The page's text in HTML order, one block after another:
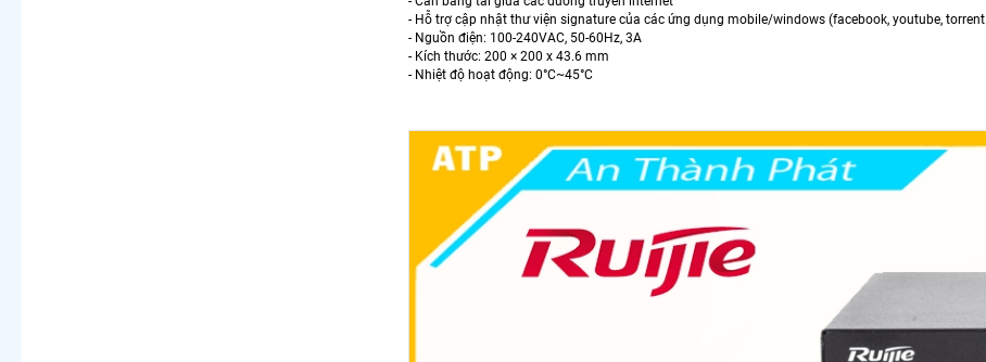
- Hỗ trợ cập nhật thư viện signature của các ứng dụng mobile/windows (facebook, youtube,
- Nguồn điện: 100-240VAC, 50-60Hz, 3A
- Kích thước: 200 × 200 x 43.6 mm
- Nhiệt độ hoạt động: 0°C~45°C